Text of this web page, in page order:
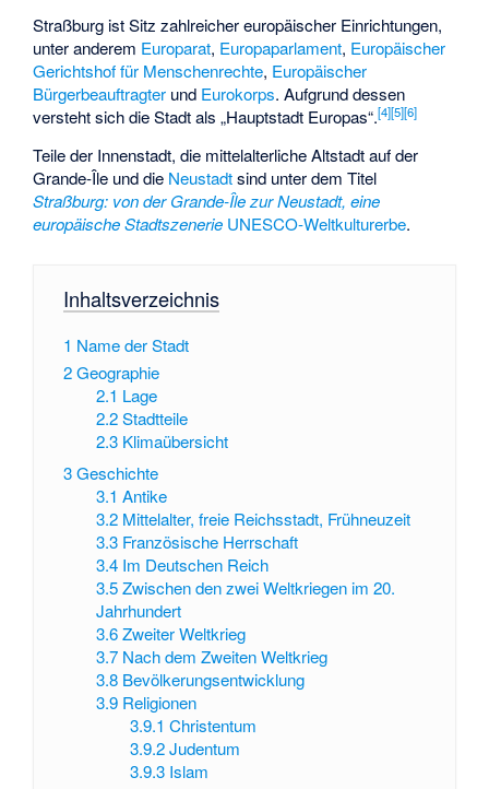
Straßburg ist Sitz zahlreicher europäischer Einrichtungen,
unter anderem Europarat, Europaparlament, Europäischer
Gerichtshof für Menschenrechte, Europäischer
Bürgerbeauftragter und Eurokorps. Aufgrund dessen
versteht sich die Stadt als „Hauptstadt Europas“.[4][5][6]
Teile der Innenstadt, die mittelalterliche Altstadt auf der
Grande-Île und die Neustadtsind unter dem Titel
Straßburg: von der Grande-Île zur Neustadt, eine
europäische Stadtszenerie UNESCO-Weltkulturerbe.
Inhaltsverzeichnis
1 Name der Stadt
2Geographie
2.1 Lage
2.2 Stadtteile
2.3 Klimaübersicht
3Geschichte
3.1 Antike
3.2 Mittelalter, freie Reichsstadt, Frühneuzeit
3.3 Französische Herrschaft
3.4 Im Deutschen Reich
3.5 Zwischen den zwei Weltkriegen im 20.
Jahrhundert
3.6 Zweiter Weltkrieg
3.7 Nach dem Zweiten Weltkrieg
3.8 Bevölkerungsentwicklung
3.9 Religionen
3.9.1 Christentum
3.9.2 Judentum
3.9.3 Islam